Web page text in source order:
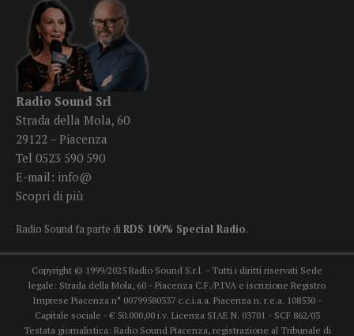
Radio Sound Srl
Strada della Mola, 60
29122 – Piacenza
Tel 0523 590 590
E-mail: info@
Scopri di più
Radio Sound fa parte diRDS 100% Special Radio.
Copyright © 1999/2025 Radio Sound S.r.l. - Tutti i diritti riservati Sede
legale: Strada della Mola, 60 - Piacenza C.F./P.IVA e iscrizione Registro
Imprese Piacenza n° 00799580337 c.c.i.a.a. Piacenza n. r.e.a. 108530 -
Capitale sociale - € 50.000,00 i.v. Licenza SIAE N. 03701 - SCF 862/03
Testata giornalistica: Radio Sound Piacenza, registrazione al Tribunale di